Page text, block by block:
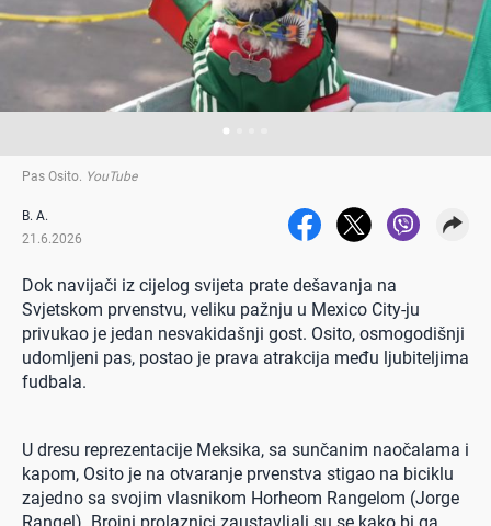
Pas Osito. YouTube
B. A.
21.6.2026
Dok navijači iz cijelog svijeta prate dešavanja na
Svjetskom prvenstvu, veliku pažnju u Mexico City-ju
privukao je jedan nesvakidašnji gost. Osito, osmogodišnji
udomljeni pas, postao je prava atrakcija među ljubiteljima
fudbala.
U dresu reprezentacije Meksika, sa sunčanim naočalama i
kapom, Osito je na otvaranje prvenstva stigao na biciklu
zajedno sa svojim vlasnikom Horheom Rangelom (Jorge